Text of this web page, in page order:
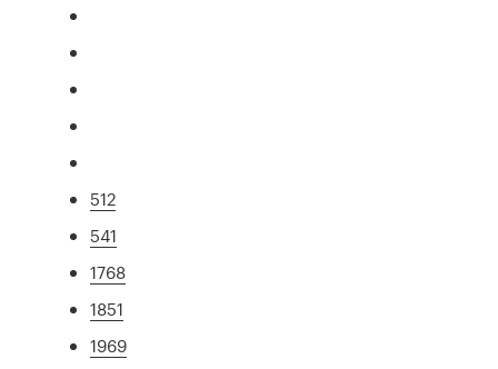
512
541
1768
1851
1969